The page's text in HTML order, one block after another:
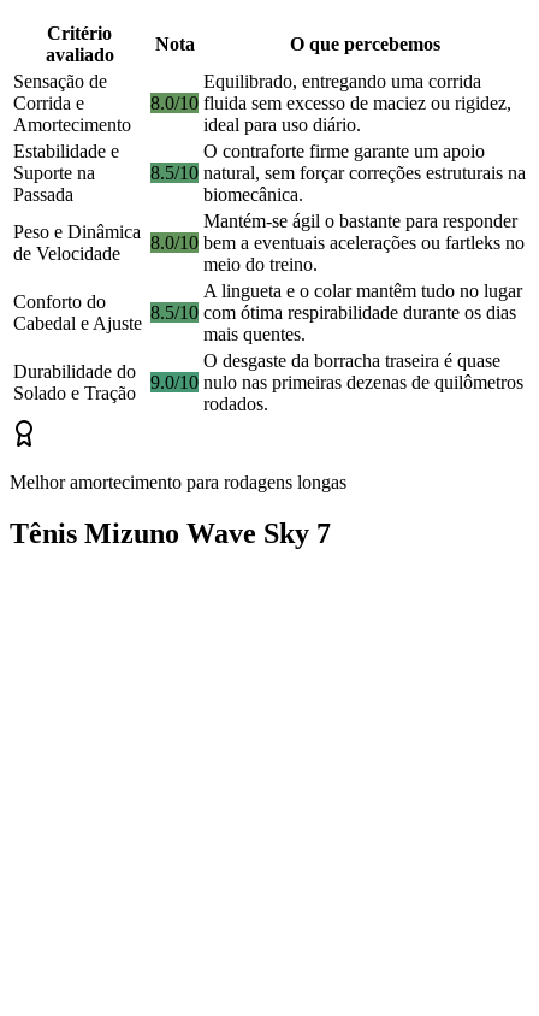
Critério
avaliado
Nota
O que percebemos
Sensação de
Corrida e
Amortecimento
8.0/10
Equilibrado, entregando uma corrida
fluida sem excesso de maciez ou rigidez,
ideal para uso diário.
Estabilidade e
Suporte na
Passada
8.5/10
O contraforte firme garante um apoio
natural, sem forçar correções estruturais na
biomecânica.
Peso e Dinâmica
de Velocidade
8.0/10
Mantém-se ágil o bastante para responder
bem a eventuais acelerações ou fartleks no
meio do treino.
Conforto do
Cabedal e Ajuste
8.5/10
A lingueta e o colar mantêm tudo no lugar
com ótima respirabilidade durante os dias
mais quentes.
Durabilidade do
Solado e Tração
9.0/10
O desgaste da borracha traseira é quase
nulo nas primeiras dezenas de quilômetros
rodados.
Melhor amortecimento para rodagens longas
Tênis Mizuno Wave Sky 7